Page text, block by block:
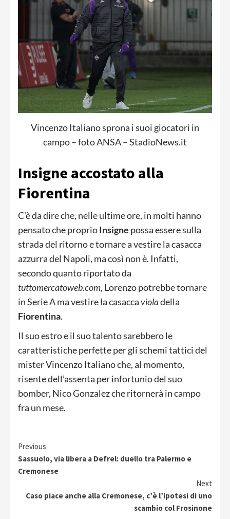
Vincenzo Italiano sprona i suoi giocatori in
campo – foto ANSA – StadioNews.it
Insigne accostato alla
Fiorentina
C’è da dire che, nelle ultime ore, in molti hanno
pensato che proprioInsigne possa essere sulla
strada del ritorno e tornare a vestire la casacca
azzurra del Napoli, ma così non è. Infatti,
secondo quanto riportato da
tuttomercatoweb.com, Lorenzo potrebbe tornare
in Serie A ma vestire la casaccavioladella
Fiorentina.
Il suo estro e il suo talento sarebbero le
caratteristiche perfette per gli schemi tattici del
mister Vincenzo Italiano che, al momento,
risente dell’assenta per infortunio del suo
bomber, Nico Gonzalez che ritornerà in campo
fra un mese.
Continue
Reading
Previous
Sassuolo, via libera a Defrel: duello tra Palermo e
Cremonese
Next
Caso piace anche alla Cremonese, c’è l’ipotesi di uno
scambio col Frosinone